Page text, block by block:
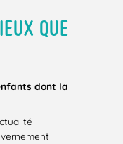
QUE
dont la